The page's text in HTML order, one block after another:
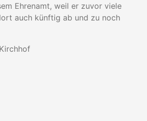
Ehrenamt, weil er zuvor viele
auch künftig ab und zu noch